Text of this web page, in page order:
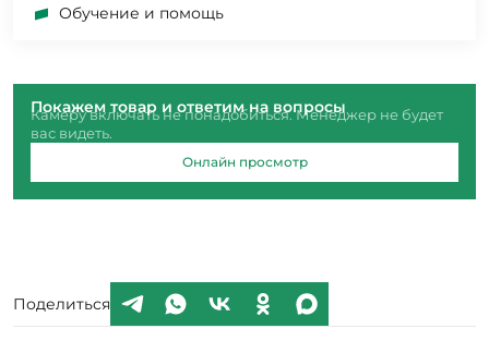
Обучение и помощь
Покажем товар и ответим на вопросы
Камеру включать не понадобиться. Менеджер не будет
вас видеть.
Онлайн просмотр
Поделиться